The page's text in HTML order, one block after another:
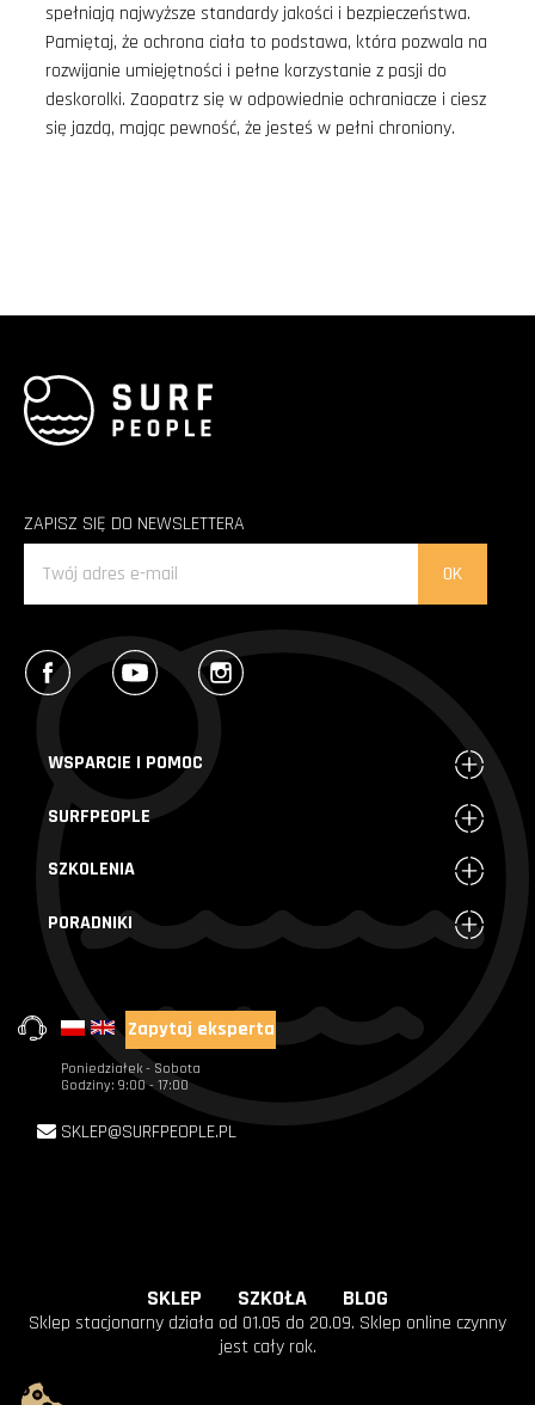
spełniają najwyższe standardy jakości i bezpieczeństwa.
Pamiętaj, że ochrona ciała to podstawa, która pozwala na
rozwijanie umiejętności i pełne korzystanie z pasji do
deskorolki. Zaopatrz się w odpowiednie ochraniacze i ciesz
się jazdą, mając pewność, że jesteś w pełni chroniony.
ZAPISZ SIĘ DO NEWSLETTERA
Facebook YouTube Instagram
WSPARCIE I POMOC
SURFPEOPLE
SZKOLENIA
PORADNIKI
+48 720 004 000
Zapytaj eksperta
Poniedziałek - Sobota
Godziny: 9:00 - 17:00
SKLEP@SURFPEOPLE.PL
Sklep stacjonarny działa od 01.05 do 20.09. Sklep online czynny
jest cały rok.
SKLEP SZKOŁA BLOG